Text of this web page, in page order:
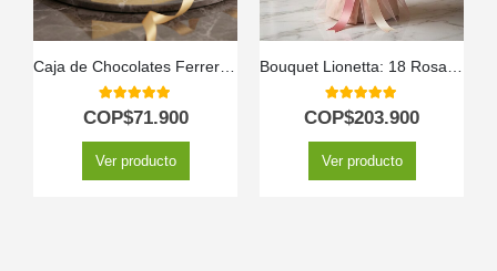
Caja de Chocolates Ferrero por 8 Unidades
5.00out of 5
COP$71.900
Ver producto
Bouquet Lionetta: 18 Rosas Rosadas para Ocasiones Especiales 🌹
5.00out of 5
COP$203.900
Ver producto